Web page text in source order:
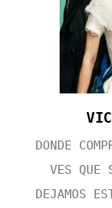
DONDE
VES QUE
DEJAMOS